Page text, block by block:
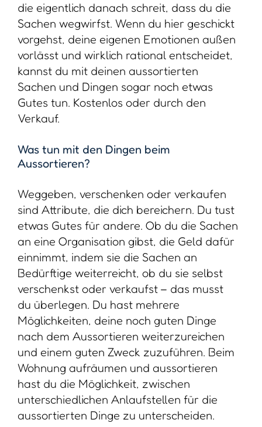
die eigentlich danach schreit, dass du die
Sachen wegwirfst. Wenn du hier geschickt
vorgehst, deine eigenen Emotionen außen
vorlässt und wirklich rational entscheidet,
kannst du mit deinen aussortierten
Sachen und Dingen sogar noch etwas
Gutes tun. Kostenlos oder durch den
Verkauf.
Was tun mit den Dingen beim
Aussortieren?
Weggeben, verschenken oder verkaufen
sind Attribute, die dich bereichern. Du tust
etwas Gutes für andere. Ob du die Sachen
an eine Organisation gibst, die Geld dafür
einnimmt, indem sie die Sachen an
Bedürftige weiterreicht, ob du sie selbst
verschenkst oder verkaufst – das musst
du überlegen. Du hast mehrere
Möglichkeiten, deine noch guten Dinge
nach dem Aussortieren weiterzureichen
und einem guten Zweck zuzuführen. Beim
Wohnung aufräumen und aussortieren
hast du die Möglichkeit, zwischen
unterschiedlichen Anlaufstellen für die
aussortierten Dinge zu unterscheiden.